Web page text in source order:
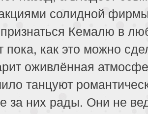
солидной
Кемалю в
пока, как это можно
оживлённая
танцуют
за них рады. Они не